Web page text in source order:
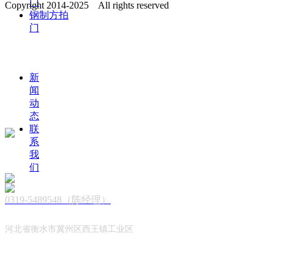
门
钢制方拍
门
新
闻
动
态
联
系
我
们
0319-5489548 （陈经理）
河北省衡水市冀州区西王镇工业区
Copyright 2014-2025 All rights reserved